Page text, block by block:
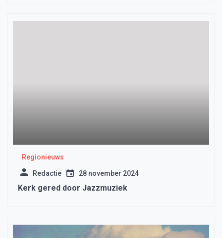
Regionieuws
Redactie 28 november 2024
Kerk gered door Jazzmuziek